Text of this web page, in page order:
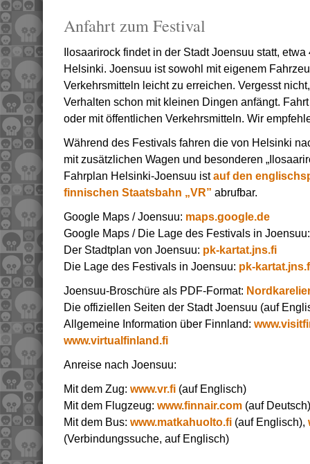
Anfahrt zum Festival
Ilosaarirock findet in der Stadt Joensuu statt,
Helsinki. Joensuu ist sowohl mit eigenem
Verkehrsmitteln leicht zu erreichen. Vergesst
Verhalten schon mit kleinen Dingen anfängt.
oder mit öffentlichen Verkehrsmitteln. Wir
Während des Festivals fahren die von Helsinki
mit zusätzlichen Wagen und besonderen
Fahrplan Helsinki-Joensuu istauf den
finnischen Staatsbahn „VR” abrufbar.
Google Maps / Joensuu: maps.google.de
Google Maps / Die Lage des Festivals in
Der Stadtplan von Joensuu: pk-kartat.jns.fi
Die Lage des Festivals in Joensuu: pk-
Joensuu-Broschüre als PDF-Format:
Die offiziellen Seiten der Stadt Joensuu (auf
Allgemeine Information über Finnland:
www.virtualfinland.fi
Anreise nach Joensuu:
Mit dem Zug: www.vr.fi (auf Englisch)
Mit dem Flugzeug: www.finnair.com (auf Deutsch)
Mit dem Bus: www.matkahuolto.fi (auf Englisch),
(Verbindungssuche, auf Englisch)